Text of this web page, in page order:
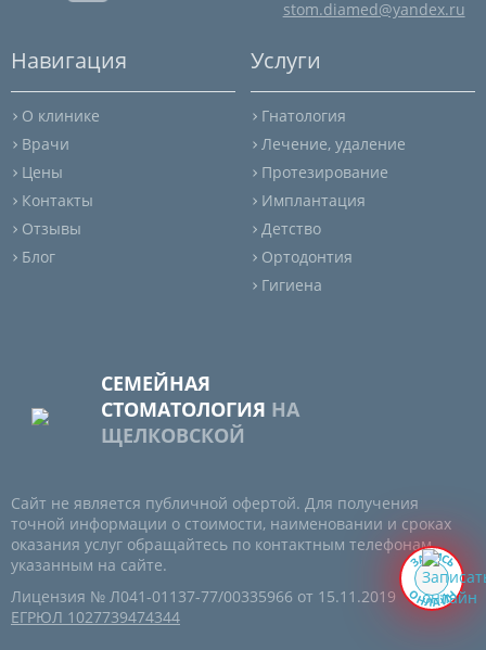
СЕМЕЙНАЯ
СТОМАТОЛОГИЯ НА
ЩЕЛКОВСКОЙ
Сайт не является публичной офертой. Для получения
точной информации о стоимости, наименовании и сроках
оказания услуг обращайтесь по контактным телефонам,
указанным на сайте.
Лицензия № Л041-01137-77/00335966 от 15.11.2019
ЕГРЮЛ 1027739474344
Навигация
О клинике
Врачи
Цены
Контакты
Отзывы
Блог
Услуги
Гнатология
Лечение, удаление
Протезирование
Имплантация
Детство
Ортодонтия
Гигиена
stom.diamed@yandex.ru
ЗАПИСЬ
ОНЛАЙН